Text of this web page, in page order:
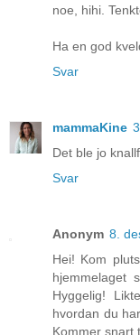
noe, hihi.
Ha en god
Svar
mammaKine
Det ble jo
Svar
Anonym 8.
Hei! Kom
hjemmelaget
Hyggelig!
hvordan du
Kommer snart